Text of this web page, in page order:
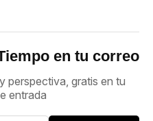
en tu correo
perspectiva, gratis en tu
entrada